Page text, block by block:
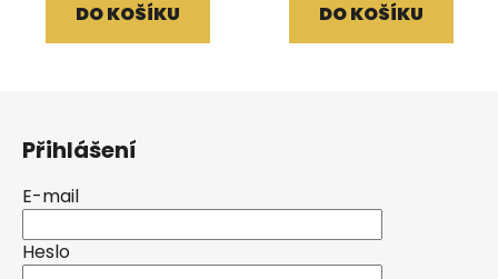
DO KOŠÍKU DO KOŠÍKU
Přihlášení
E-mail
Heslo